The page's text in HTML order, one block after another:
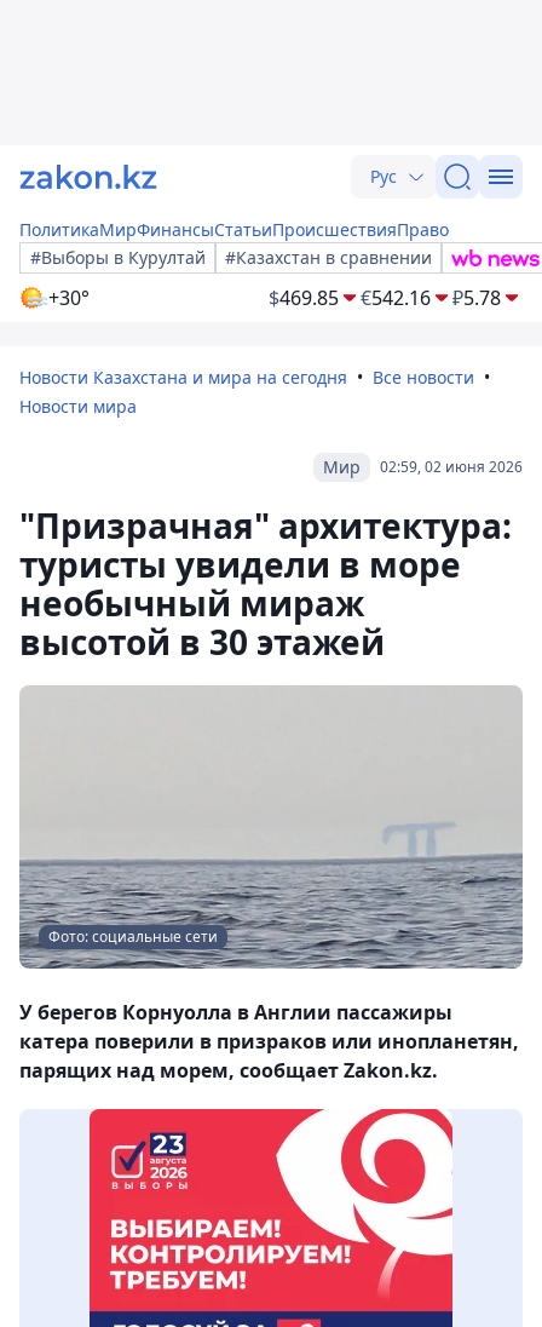
Рус
ПолитикаМирФинансыСтатьиПроисшествияПраво
#Выборы в Курултай
#Казахстан в сравнении
+30° $469.85 €542.16 ₽5.78
Новости Казахстана и мира на сегодня
Все новости
Новости мира
02:59, 02 июня 2026
Мир
"Призрачная" архитектура:
туристы увидели в море
необычный мираж
высотой в 30 этажей
Фото: социальные сети
У берегов Корнуолла в Англии пассажиры
катера поверили в призраков или инопланетян,
парящих над морем, сообщает Zakon.kz.